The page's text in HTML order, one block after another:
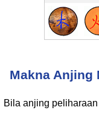
Makna Anjing
Bila anjing